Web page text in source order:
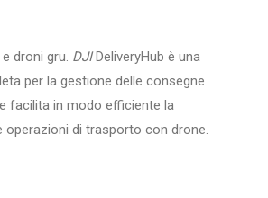
droni gru. DJIDeliveryHub è una
per la gestione delle consegne
facilita in modo efficiente la
operazioni di trasporto con drone.